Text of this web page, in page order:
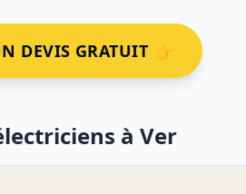
DEVIS GRATUIT 👉
à Ver